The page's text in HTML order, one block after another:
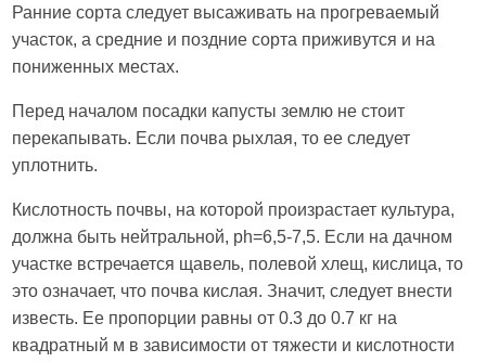
Ранние сорта следует высаживать на прогреваемый
участок, а средние и поздние сорта приживутся и на
пониженных местах.
Перед началом посадки капусты землю не стоит
перекапывать. Если почва рыхлая, то ее следует
уплотнить.
Кислотность почвы, на которой произрастает культура,
должна быть нейтральной, ph=6,5-7,5. Если на дачном
участке встречается щавель, полевой хлещ, кислица, то
это означает, что почва кислая. Значит, следует внести
известь. Ее пропорции равны от 0.3 до 0.7 кг на
квадратный м в зависимости от тяжести и кислотности